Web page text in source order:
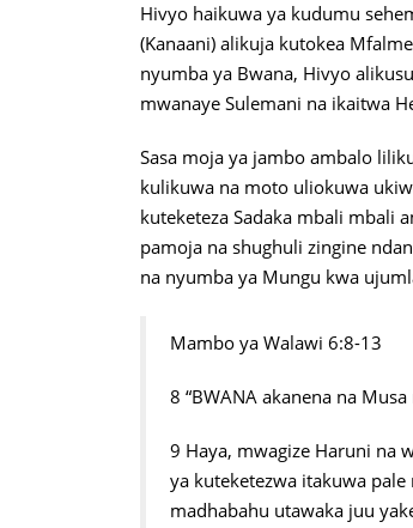
Hivyo haikuwa ya kudumu
(Kanaani) alikuja kutokea
nyumba ya Bwana, Hivyo
mwanaye Sulemani na ikaitwa
Sasa moja ya jambo ambalo
kulikuwa na moto uliokuwa
kuteketeza Sadaka mbali mbali
pamoja na shughuli zingine
na nyumba ya Mungu kwa
Mambo ya Walawi 6:8-13
8 “BWANA akanena na
9 Haya, mwagize Haruni na
ya kuteketezwa itakuwa
madhabahu utawaka juu